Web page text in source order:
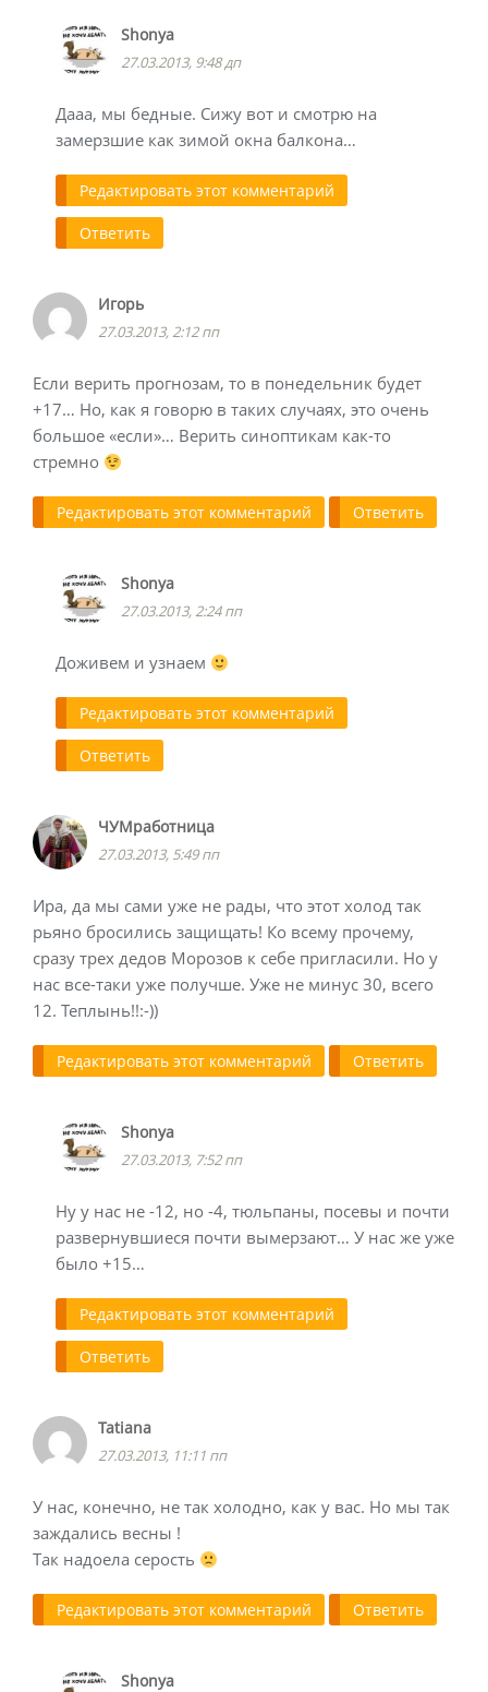
Shonya
27.03.2013, 9:48 дп
Дааа, мы бедные. Сижу вот и смотрю на
замерзшие как зимой окна балкона…
Редактировать этот комментарий
Ответить
Игорь
27.03.2013, 2:12 пп
Если верить прогнозам, то в понедельник будет
+17… Но, как я говорю в таких случаях, это очень
большое «если»… Верить синоптикам как-то
стремно
Редактировать этот комментарий Ответить
Shonya
27.03.2013, 2:24 пп
Доживем и узнаем
Редактировать этот комментарий
Ответить
ЧУМработница
27.03.2013, 5:49 пп
Ира, да мы сами уже не рады, что этот холод так
рьяно бросились защищать! Ко всему прочему,
сразу трех дедов Морозов к себе пригласили. Но у
нас все-таки уже получше. Уже не минус 30, всего
12. Теплынь!!:-))
Редактировать этот комментарий Ответить
Shonya
27.03.2013, 7:52 пп
Ну у нас не -12, но -4, тюльпаны, посевы и почти
развернувшиеся почти вымерзают… У нас же уже
было +15…
Редактировать этот комментарий
Ответить
Tatiana
27.03.2013, 11:11 пп
У нас, конечно, не так холодно, как у вас. Но мы так
заждались весны !
Так надоела серость
Редактировать этот комментарий Ответить
Shonya